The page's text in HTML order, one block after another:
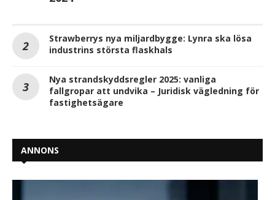
Strawberrys nya miljardbygge: Lynra ska lösa
industrins största flaskhals
Nya strandskyddsregler 2025: vanliga
fallgropar att undvika – Juridisk vägledning för
fastighetsägare
ANNONS